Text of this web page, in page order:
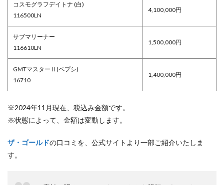
コスモグラフデイトナ (白)
116500LN
4,100,000円
サブマリーナー
116610LN
1,500,000円
GMTマスターⅡ(ペプシ)
16710
1,400,000円
※2024年11月現在、税込み金額です。
※状態によって、金額は変動します。
ザ・ゴールドの口コミを、公式サイトより一部ご紹介いたしま
す。